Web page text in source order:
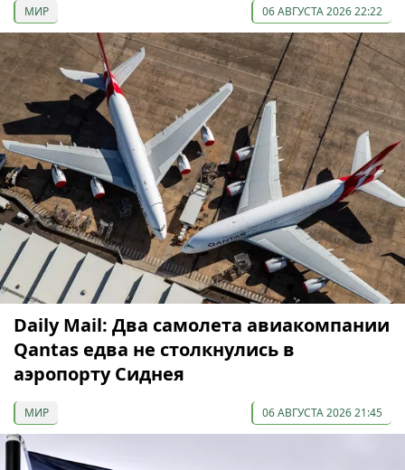
МИР 06 АВГУСТА 2026 22:22
Daily Mail: Два самолета авиакомпании
Qantas едва не столкнулись в
аэропорту Сиднея
МИР 06 АВГУСТА 2026 21:45